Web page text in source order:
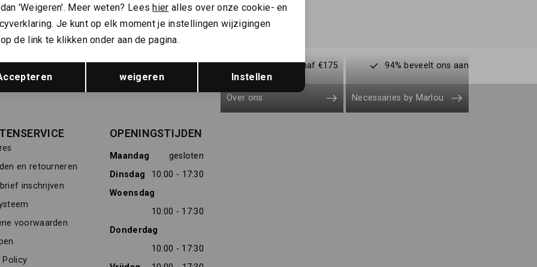
Hoe we met je data omgaan? Bekijk dit in onze
privacyverklaring.
Meld je aan voor de nieuwsbrief Gratis verzenden vanaf €175 94% beveelt ons aan
en retourneren
inschrijven
voorwaarden
Policy
OPENINGSTIJDEN
Maandag
gesloten
Dinsdag
10:00 - 17:30
Woensdag
10:00 - 17:30
Donderdag
10:00 - 17:30
Over ons Necessaries by Marlou
Terug Opslaan
'Weigeren'. Meer weten? Leeshier alles over onze cookie- en
Je kunt op elk moment je instellingen wijzigingen
de link te klikken onder aan de pagina.
weigeren Instellen